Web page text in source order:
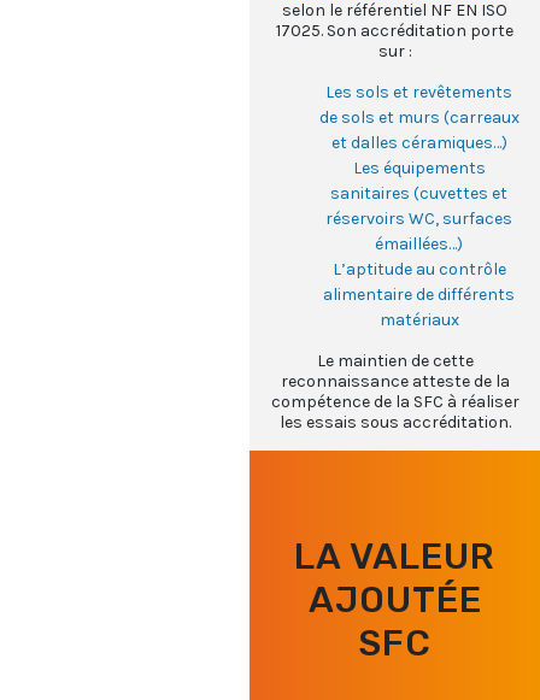
selon le référentiel NF EN ISO
17025. Son accréditation porte
sur :
Les sols et revêtements
de sols et murs (carreaux
et dalles céramiques…)
Les équipements
sanitaires (cuvettes et
réservoirs WC, surfaces
émaillées…)
L’aptitude au contrôle
alimentaire de différents
matériaux
Le maintien de cette
reconnaissance atteste de la
compétence de la SFC à réaliser
les essais sous accréditation.
LA VALEUR
AJOUTÉE
SFC